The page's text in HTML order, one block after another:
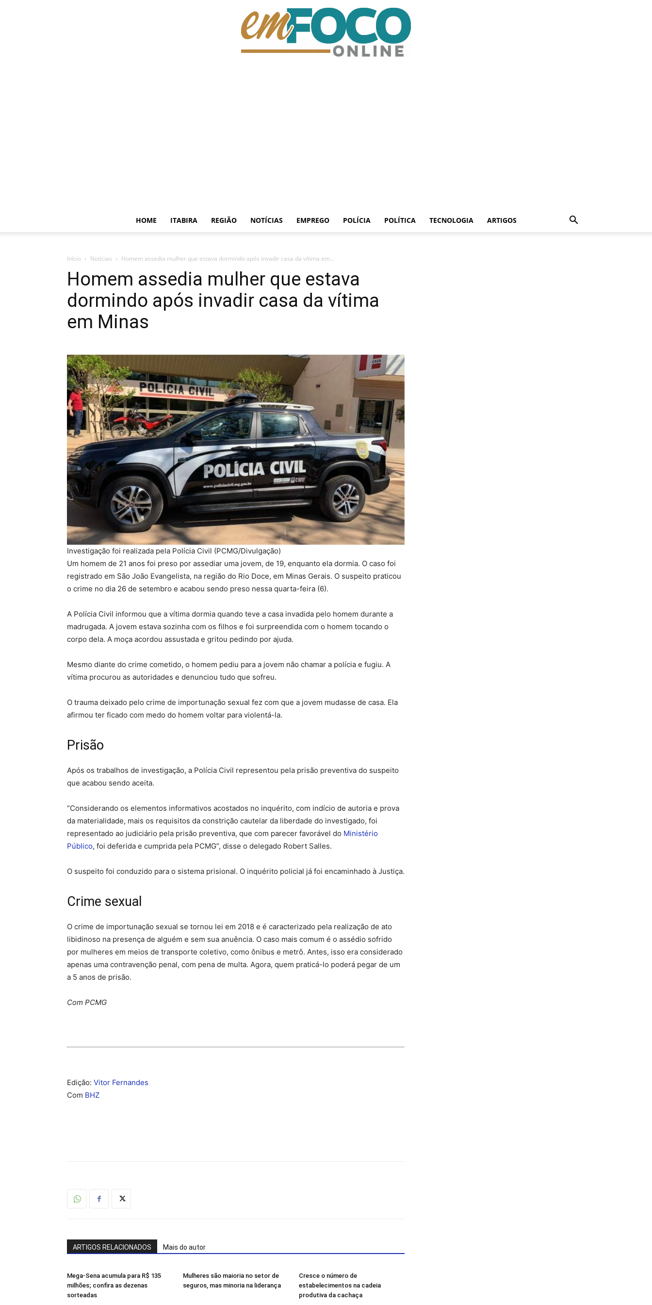
HOME ITABIRA REGIÃO NOTÍCIAS EMPREGO POLÍCIA POLÍTICA TECNOLOGIA ARTIGOS
Início Notícias Homem assedia mulher que estava dormindo após invadir casa da vítima em...
Homem assedia mulher que estava
dormindo após invadir casa da vítima
em Minas
Investigação foi realizada pela Polícia Civil (PCMG/Divulgação)
Um homem de 21 anos foi preso por assediar uma jovem, de 19, enquanto ela dormia. O caso foi
registrado em São João Evangelista, na região do Rio Doce, em Minas Gerais. O suspeito praticou
o crime no dia 26 de setembro e acabou sendo preso nessa quarta-feira (6).
A Polícia Civil informou que a vítima dormia quando teve a casa invadida pelo homem durante a
madrugada. A jovem estava sozinha com os filhos e foi surpreendida com o homem tocando o
corpo dela. A moça acordou assustada e gritou pedindo por ajuda.
Mesmo diante do crime cometido, o homem pediu para a jovem não chamar a polícia e fugiu. A
vítima procurou as autoridades e denunciou tudo que sofreu.
O trauma deixado pelo crime de importunação sexual fez com que a jovem mudasse de casa. Ela
afirmou ter ficado com medo do homem voltar para violentá-la.
Prisão
Após os trabalhos de investigação, a Polícia Civil representou pela prisão preventiva do suspeito
que acabou sendo aceita.
“Considerando os elementos informativos acostados no inquérito, com indício de autoria e prova
da materialidade, mais os requisitos da constrição cautelar da liberdade do investigado, foi
representado ao judiciário pela prisão preventiva, que com parecer favorável do Ministério
Público, foi deferida e cumprida pela PCMG”, disse o delegado Robert Salles.
O suspeito foi conduzido para o sistema prisional. O inquérito policial já foi encaminhado à Justiça.
Crime sexual
O crime de importunação sexual se tornou lei em 2018 e é caracterizado pela realização de ato
libidinoso na presença de alguém e sem sua anuência. O caso mais comum é o assédio sofrido
por mulheres em meios de transporte coletivo, como ônibus e metrô. Antes, isso era considerado
apenas uma contravenção penal, com pena de multa. Agora, quem praticá-lo poderá pegar de um
a 5 anos de prisão.
Com PCMG
Edição: Vitor Fernandes
Com BHZ
ARTIGOS RELACIONADOS Mais do autor
Mega-Sena acumula para R$ 135
milhões; confira as dezenas
sorteadas
Mulheres são maioria no setor de
seguros, mas minoria na liderança
Cresce o número de
estabelecimentos na cadeia
produtiva da cachaça